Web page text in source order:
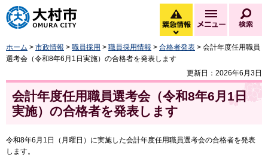
大村市
緊急情報
緊急情報を開く
メニュー
ホーム > 市政情報 > 職員採用 > 職員採用情報 > 合格者発表 > 会計年度任用職員
選考会（令和8年6月1日実施）の合格者を発表します
更新日：2026年6月3日
会計年度任用職員選考会（令和8年6月1日
実施）の合格者を発表します
令和8年6月1日（月曜日）に実施した会計年度任用職員選考会の合格者を発表
します。